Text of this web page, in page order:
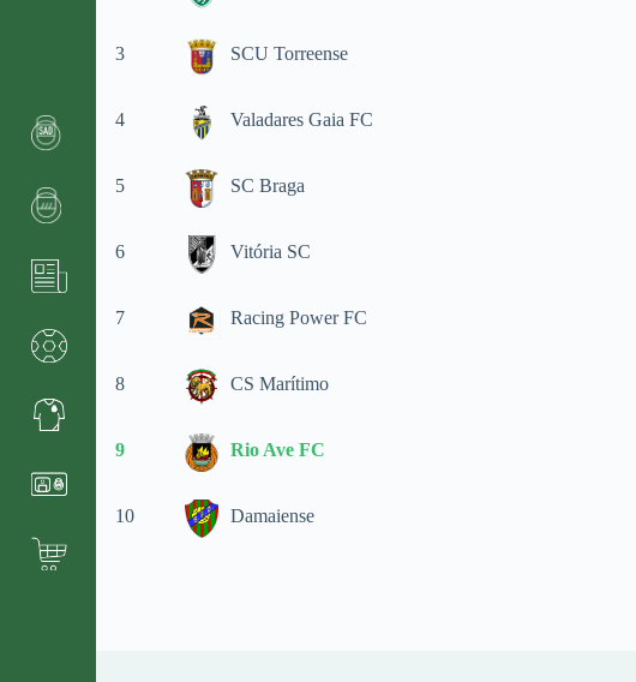
3 SCU Torreense
4 Valadares Gaia FC
5 SC Braga
6 Vitória SC
7 Racing Power FC
8 CS Marítimo
9 Rio Ave FC
10 Damaiense